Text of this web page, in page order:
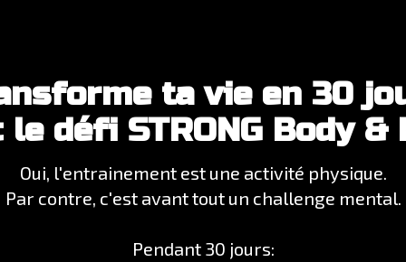
ta vie en 30
le défi STRONG Body &
Oui, l'entrainement est une activité physique.
Par contre, c'est avant tout un challenge mental.
Pendant 30 jours: